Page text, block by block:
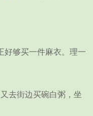
够买一件麻衣。理一
去街边买碗白粥，坐